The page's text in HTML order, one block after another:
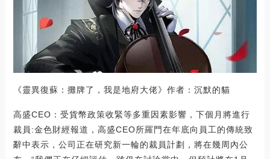
《靈異復蘇：攤牌了，我是地府大佬》作者：沉默的貓
高盛CEO：受貨幣政策收緊等多重因素影響，下個月將進行
裁員:金色財經報道，高盛CEO所羅門在年底向員工的傳統致
辭中表示，公司正在研究新一輪的裁員計劃，將在幾周內公